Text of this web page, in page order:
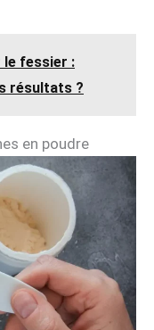
le fessier :
résultats ?
en poudre